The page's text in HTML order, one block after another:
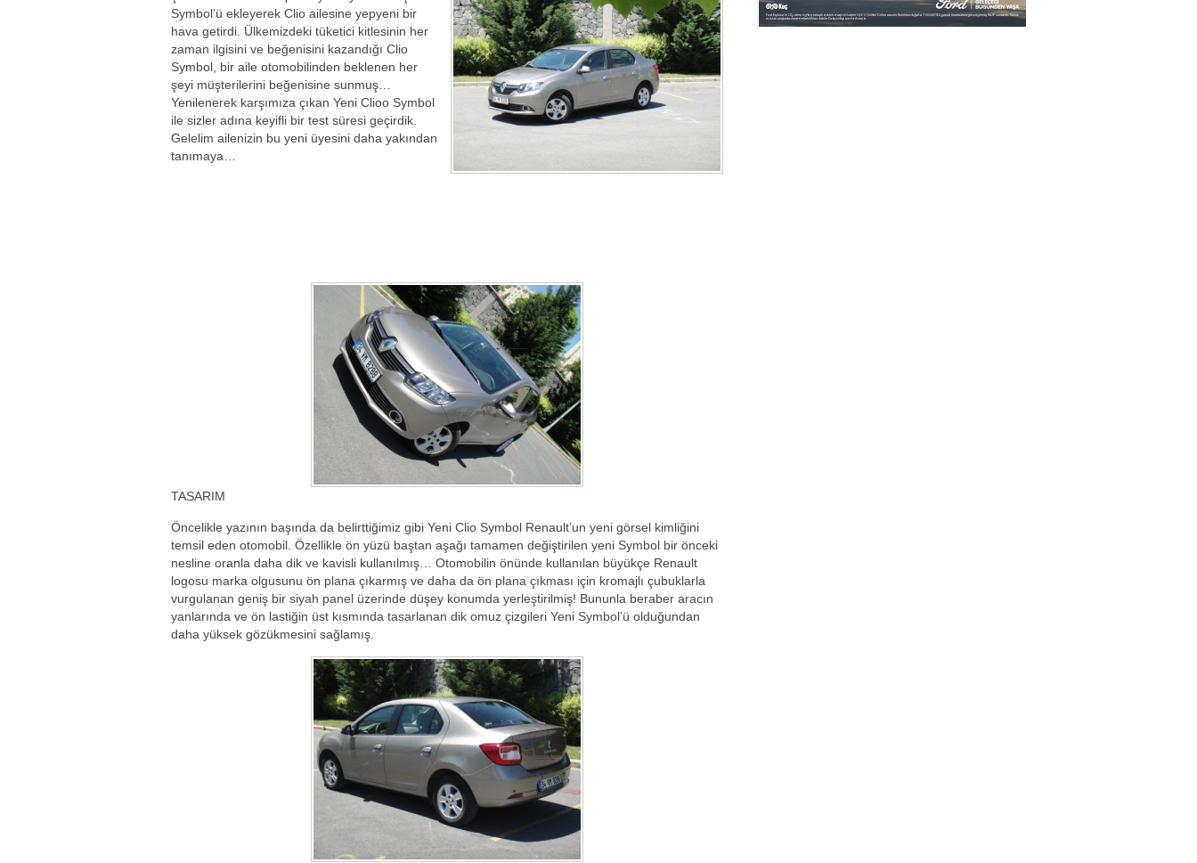
Symbol’ü ekleyerek Clio ailesine yepyeni bir
hava getirdi. Ülkemizdeki tüketici kitlesinin her
zaman ilgisini ve beğenisini kazandığı Clio
Symbol, bir aile otomobilinden beklenen her
şeyi müşterilerini beğenisine sunmuş…
Yenilenerek karşımıza çıkan Yeni Clioo Symbol
ile sizler adına keyifli bir test süresi geçirdik.
Gelelim ailenizin bu yeni üyesini daha yakından
tanımaya…
TASARIM
Öncelikle yazının başında da belirttiğimiz gibi Yeni Clio Symbol Renault’un yeni görsel kimliğini
temsil eden otomobil. Özellikle ön yüzü baştan aşağı tamamen değiştirilen yeni Symbol bir önceki
nesline oranla daha dik ve kavisli kullanılmış… Otomobilin önünde kullanılan büyükçe Renault
logosu marka olgusunu ön plana çıkarmış ve daha da ön plana çıkması için kromajlı çubuklarla
vurgulanan geniş bir siyah panel üzerinde düşey konumda yerleştirilmiş! Bununla beraber aracın
yanlarında ve ön lastiğin üst kısmında tasarlanan dik omuz çizgileri Yeni Symbol’ü olduğundan
daha yüksek gözükmesini sağlamış.